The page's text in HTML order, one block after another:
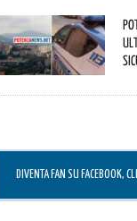
DIVENTA FAN SU FACEBOOK,